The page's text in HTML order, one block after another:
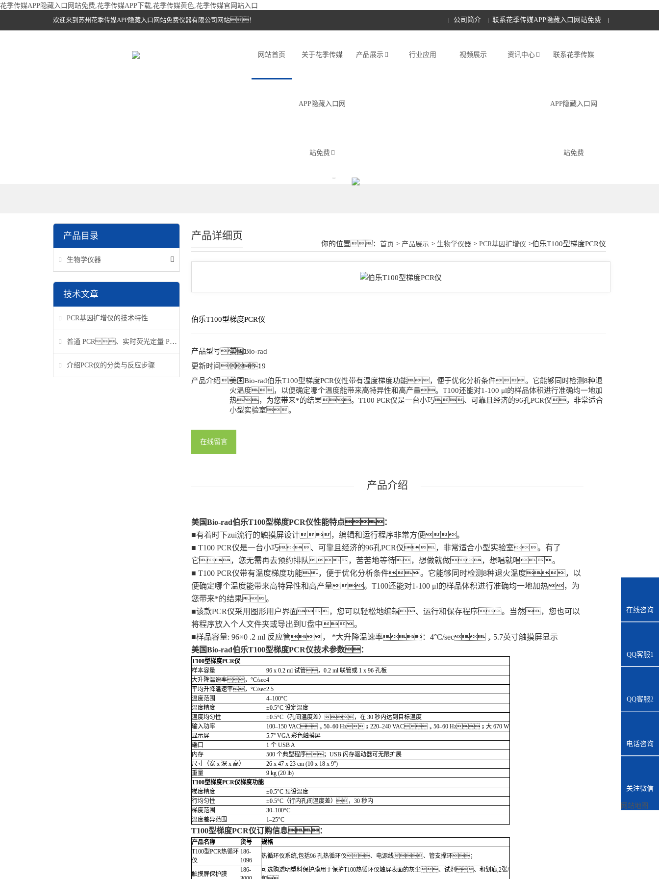
花季传媒APP隐藏入口网站免费,花季传媒APP下载,花季传媒黄色,花季传媒官网站入口
欢迎来到苏州花季传媒APP隐藏入口网站免费仪器有限公司网站！
公司简介 联系花季传媒APP隐藏入口网站免费
网站首页 关于花季传媒
APP隐藏入口网
站免费
产品展示 行业应用 视频展示 资讯中心 联系花季传媒
APP隐藏入口网
站免费
产品目录
生物学仪器
技术文章
PCR基因扩增仪的技术特性
普通 PCR、实时荧光定量 PCR 和数字 PCR 对比分析
介绍PCR仪的分类与反应步骤
你的位置：首页 > 产品展示 > 生物学仪器 >PCR基因扩增仪 >伯乐T100型梯度PCR仪
产品详细页
伯乐T100型梯度PCR仪
产品型号：
美国Bio-rad
更新时间：
2024-03-19
产品介绍：美国Bio-rad伯乐T100型梯度PCR仪性带有温度梯度功能，便于优化分析条件。它能够同时检测8种退
火温度，以便确定哪个温度能带来高特异性和高产量。T100还能对1-100 μl的样品体积进行准确均一地加
热，为您带来*的结果。T100 PCR仪是一台小巧、可靠且经济的96孔PCR仪，非常适合
小型实验室。
在线留言
美国Bio-rad伯乐T100型梯度PCR仪性能特点：
■有着时下zui流行的触摸屏设计，编辑和运行程序非常方便。
■ T100 PCR仪是一台小巧、可靠且经济的96孔PCR仪，非常适合小型实验室。有了
它，您无需再去预约排队，苦苦地等待，想做就做，想唱就唱。
■ T100 PCR仪带有温度梯度功能，便于优化分析条件。它能够同时检测8种退火温度，以
便确定哪个温度能带来高特异性和高产量。T100还能对1-100 μl的样品体积进行准确均一地加热，为
您带来*的结果。
■该款PCR仪采用图形用户界面，您可以轻松地编辑、运行和保存程序。当然，您也可以
将程序放入个人文件夹或导出到U盘中。
■样品容量: 96×0 .2 ml 反应管， *大升降温速率：4°C/sec，5.7英寸触摸屏显示
美国Bio-rad伯乐T100型梯度PCR仪技术参数：
T100型梯度PCR仪
样本容量
96 x 0.2 ml 试管，0.2 ml 联管或 1 x 96 孔板
大升降温速率，°C/sec4
平均升降温速率，°C/sec2.5
温度范围
4–100°C
温度精度
±0.5°C 设定温度
温度均匀性
±0.5°C（孔间温度差），在 30 秒内达到目标温度
输入功率
100–150 VAC，50–60 Hz；220–240 VAC，50–60 Hz；大 670 W
显示屏
5.7'' VGA 彩色触摸屏
端口
1 个 USB A
内存
500 个典型程序；USB 闪存驱动器可无限扩展
尺寸（宽 x 深 x 高）
26 x 47 x 23 cm (10 x 18 x 9'')
重量
9 kg (20 lb)
T100型梯度PCR仪梯度功能
梯度精度
±0.5°C 预设温度
行均匀性
±0.5°C（行内孔间温度差），30 秒内
梯度范围
30–100°C
温度差异范围
1–25°C
T100型梯度PCR仪订购信息：
产品名称 货号
规格
T100型PCR热循环
仪
186-
1096
热循环仪系统,包括96 孔热循环仪、电源线、管支撑环；
触摸屏保护膜
186-
可选购透明塑料保护膜用于保护T100热循环仪触屏表面的灰尘、试剂、和划痕,2张/
在线咨询
QQ客服1
QQ客服2
电话咨询
关注微信
网站地图